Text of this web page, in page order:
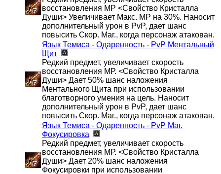
восстановления MР <Свойство Кристалла
Души> Увеличивает Макс. MP на 30%. Наносит
дополнительный урон в PvP, дает шанс
повысить Скор. Маг., когда персонаж атакован.
Язык Темиса - Одаренность - PvP Ментальный
Щит
Редкий предмет, увеличивает скорость
восстановления MР. <Свойство Кристалла
Души> Дает 50% шанс наложения
Ментального Щита при использовании
благотворного умения на цель. Наносит
дополнительный урон в PvP, дает шанс
повысить Скор. Маг., когда персонаж атакован.
Язык Темиса - Одаренность - PvP Маг.
Фокусировка
Редкий предмет, увеличивает скорость
восстановления MР. <Свойство Кристалла
Души> Дает 20% шанс наложения
Фокусировки при использовании